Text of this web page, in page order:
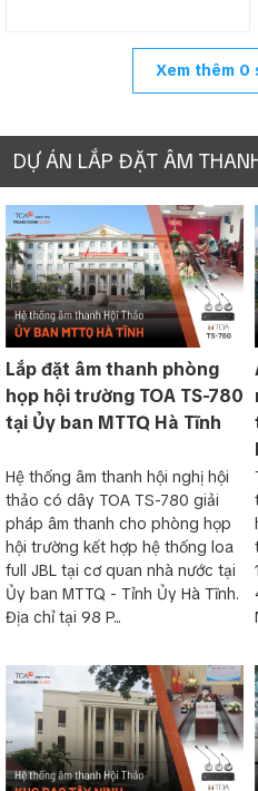
TS-781 là Máy chủ tịch
thống hội thảo TS-780
nhỏ gọn và khối lượng
việc lắp đặt và lưu
phát biểu, thiết bị tự
để giảm hiện tượng rú.
Hệ thống âm thanh
Hệ thống âm thanh hội
cho âm thanh rõ ràng với
âm thanh.
Giới thiệu hệ thống âm
và mở rộng, có khả năng
(chỉ có ở TS-780). Hệ thống
năng chống phản hồi âm
nâng cao chất lượngâm
cao cho các cuộc hội thảo.
Xem thêm 0
DỰ ÁN LẮP ĐẶT ÂM
Lắp đặt âm thanh phòng
họp hội trường TOA TS-780
tại Ủy ban MTTQ Hà Tĩnh
Hệ thống âm thanh hội nghị hội
thảo có dây TOA TS-780 giải
pháp âm thanh cho phòng họp
hội trường kết hợp hệ thống loa
full JBL tại cơ quan nhà nước tại
Ủy ban MTTQ - Tỉnh Ủy Hà Tĩnh.
Địa chỉ tại 98 P...